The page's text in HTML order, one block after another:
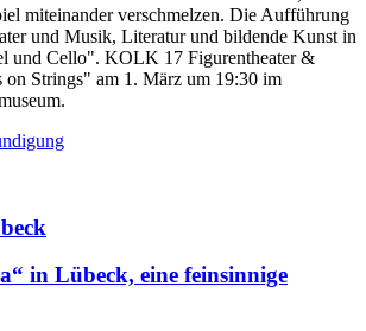
miteinander verschmelzen. Die Aufführung
und Musik, Literatur und bildende Kunst in
und Cello". KOLK 17 Figurentheater &
Strings" am 1. März um 19:30 im
in Lübeck, eine feinsinnige